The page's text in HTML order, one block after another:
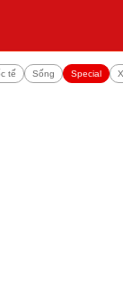
tế Sống Special